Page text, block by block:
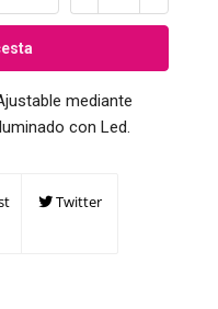
mediante
con Led.
Twitter